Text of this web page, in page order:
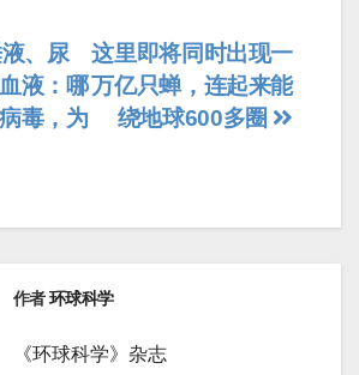
这里即将同时出现一
万亿只蝉，连起来能
绕地球600多圈
、尿
液：哪
毒，为
作者环球科学
《环球科学》杂志